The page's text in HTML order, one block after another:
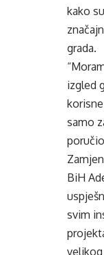
kako
grada.
izgled
samo
BiH
svim